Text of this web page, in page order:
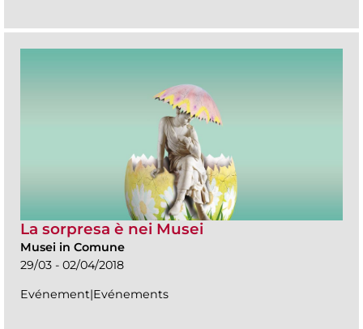
La sorpresa è nei Musei
Musei in Comune
29/03 - 02/04/2018
Evénement|Evénements